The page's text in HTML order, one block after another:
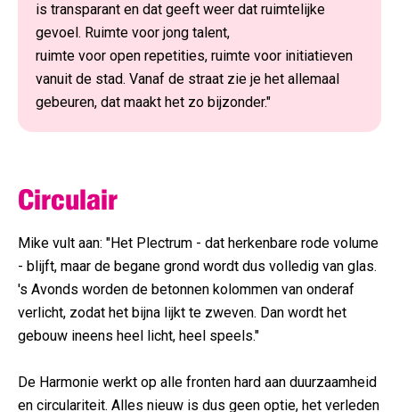
is transparant en dat geeft weer dat ruimtelijke
gevoel. Ruimte voor jong talent,
ruimte voor open repetities, ruimte voor initiatieven
vanuit de stad. Vanaf de straat zie je het allemaal
gebeuren, dat maakt het zo bijzonder."
Circulair
Mike vult aan: "Het Plectrum - dat herkenbare rode volume
- blijft, maar de begane grond wordt dus volledig van glas.
's Avonds worden de betonnen kolommen van onderaf
verlicht, zodat het bijna lijkt te zweven. Dan wordt het
gebouw ineens heel licht, heel speels."
De Harmonie werkt op alle fronten hard aan duurzaamheid
en circulariteit. Alles nieuw is dus geen optie, het verleden